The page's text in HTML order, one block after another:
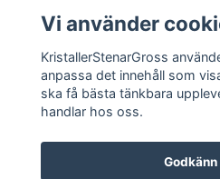
Registrera
Logga
Följ gärna vår
Vi använder
KristallerStenarGross
anpassa det innehåll som
ska få bästa tänkbara
handlar hos oss.
Godkänn